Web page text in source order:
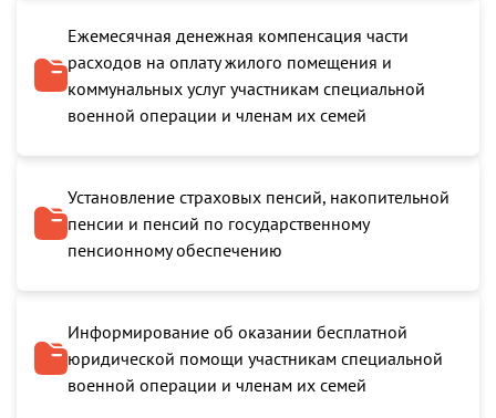
Ежемесячная денежная компенсация части
расходов на оплату жилого помещения и
коммунальных услуг участникам специальной
военной операции и членам их семей
Установление страховых пенсий, накопительной
пенсии и пенсий по государственному
пенсионному обеспечению
Информирование об оказании бесплатной
юридической помощи участникам специальной
военной операции и членам их семей